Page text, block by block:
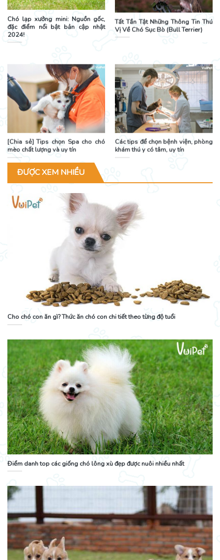
Chó lạp xưởng mini: Nguồn gốc,
đặc điểm nổi bật bản cập nhật
2024!
Tất Tần Tật Những Thông Tin Thú
Vị Về Chó Sục Bò (Bull Terrier)
[Chia sẻ] Tips chọn Spa cho chó
mèo chất lượng và uy tín
Các tips để chọn bệnh viện, phòng
khám thú y có tâm, uy tín
ĐƯỢC XEM NHIỀU
Cho chó con ăn gì? Thức ăn chó con chi tiết theo từng độ tuổi
Điểm danh top các giống chó lông xù đẹp được nuôi nhiều nhất